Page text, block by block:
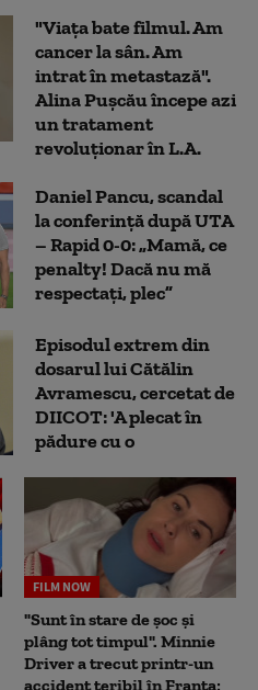
"Viața bate filmul. Am
cancer la sân. Am
intrat în metastază".
Alina Pușcău începe azi
un tratament
revoluționar în L.A.
Daniel Pancu, scandal
la conferință după UTA
– Rapid 0-0: „Mamă, ce
penalty! Dacă nu mă
respectați, plec”
Episodul extrem din
dosarul lui Cătălin
Avramescu, cercetat de
DIICOT: 'A plecat în
pădure cu o
FILM NOW
"Sunt în stare de șoc și
plâng tot timpul". Minnie
Driver a trecut printr-un
accident teribil în Franța: